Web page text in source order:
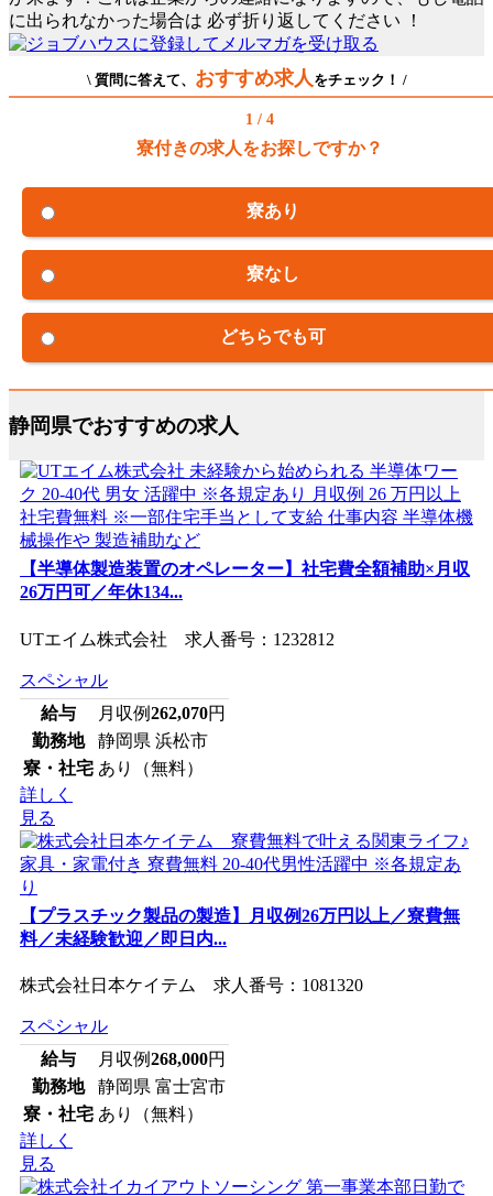
に出られなかった場合は 必ず折り返してください ！
\ 質問に答えて、 おすすめ求人 をチェック！ /
1 / 4
寮付きの求人をお探しですか？
寮あり
寮なし
どちらでも可
静岡県でおすすめの求人
【半導体製造装置のオペレーター】社宅費全額補助×月収
26万円可／年休134...
UTエイム株式会社 求人番号：1232812
スペシャル
給与
月収例262,070円
勤務地
静岡県 浜松市
寮・社宅 あり（無料）
詳しく
見る
【プラスチック製品の製造】月収例26万円以上／寮費無
料／未経験歓迎／即日内...
株式会社日本ケイテム 求人番号：1081320
スペシャル
給与
月収例268,000円
勤務地
静岡県 富士宮市
寮・社宅 あり（無料）
詳しく
見る